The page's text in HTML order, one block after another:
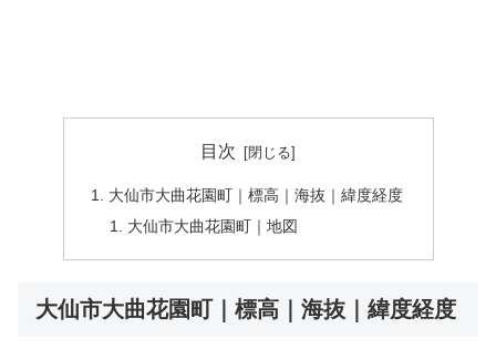
目次
大仙市大曲花園町｜標高｜海抜｜緯度経度
大仙市大曲花園町｜地図
大仙市大曲花園町｜標高｜海抜｜緯度経度